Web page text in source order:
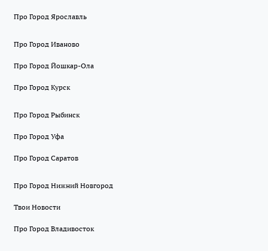
Про Город Ярославль
Про Город Иваново
Про Город Йошкар-Ола
Про Город Курск
Про Город Рыбинск
Про Город Уфа
Про Город Саратов
Про Город Нижний Новгород
Твои Новости
Про Город Владивосток